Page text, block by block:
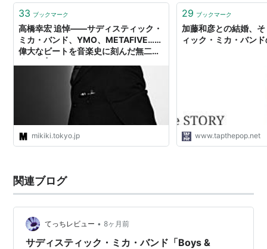
井ミカ、（細野晴臣 ）、（ジャック松村）
サディスティックス期
高橋幸宏、高中正義、後藤次利、今井裕
1985年「サディスティック・ユーミン・バンド」結成
加藤和彦、高橋幸宏、高中正義、後藤次利、坂本龍一
松任谷由実
1989年再結成時
加藤和彦、高橋幸宏、高中正義、小原礼、桐島かれん
2006年「サディスティック・ミカ・バンド・リヴィジ
デッド」結成時
ワールドハピネスでのんがボーカ…
33 ブックマーク
高橋幸宏 追悼――サディスティック・
ミカ・バンド、YMO、METAFIVE……
偉大なビートを音楽史に刻んだ無二の
mikiki.tokyo.jp
29 ブックマーク
加藤和彦との結婚、
ィック・ミカ・バン
www.tapthepop.net
関連ブログ
てっちレビュー • 8ヶ月前
サディスティック・ミカ・バンド「Boys &